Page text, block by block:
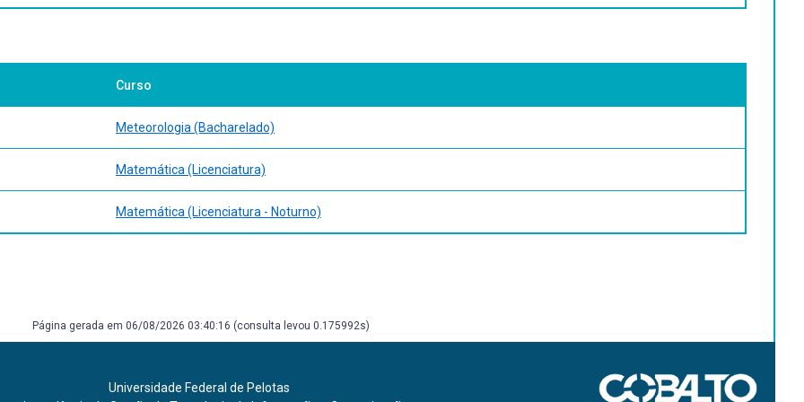
Curso
Meteorologia (Bacharelado)
Matemática (Licenciatura)
Matemática (Licenciatura - Noturno)
Página gerada em 06/08/2026 03:40:16 (consulta levou 0.175992s)
Universidade Federal de Pelotas